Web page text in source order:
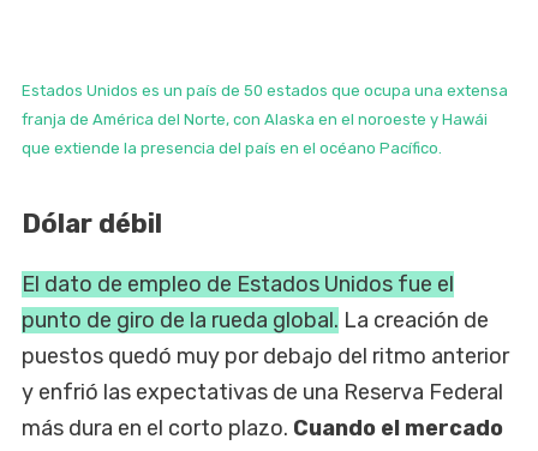
Estados Unidos es un país de 50 estados que ocupa una extensa
franja de América del Norte, con Alaska en el noroeste y Hawái
que extiende la presencia del país en el océano Pacífico.
Dólar débil
El dato de empleo de Estados Unidos fue el
punto de giro de la rueda global. La creación de
puestos quedó muy por debajo del ritmo anterior
y enfrió las expectativas de una Reserva Federal
más dura en el corto plazo. Cuando el mercado